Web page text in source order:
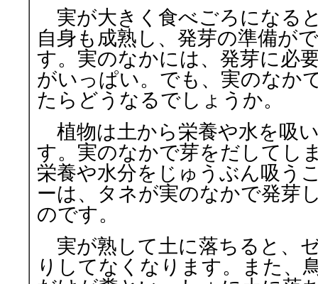
実が大きく食べごろになる
自身も成熟し、発芽の準備が
す。実のなかには、発芽に必
がいっぱい。でも、実のなか
たらどうなるでしょうか。
植物は土から栄養や水を吸
す。実のなかで芽をだしてし
栄養や水分をじゅうぶん吸う
ーは、タネが実のなかで発芽
のです。
実が熟して土に落ちると、
りしてなくなります。また、